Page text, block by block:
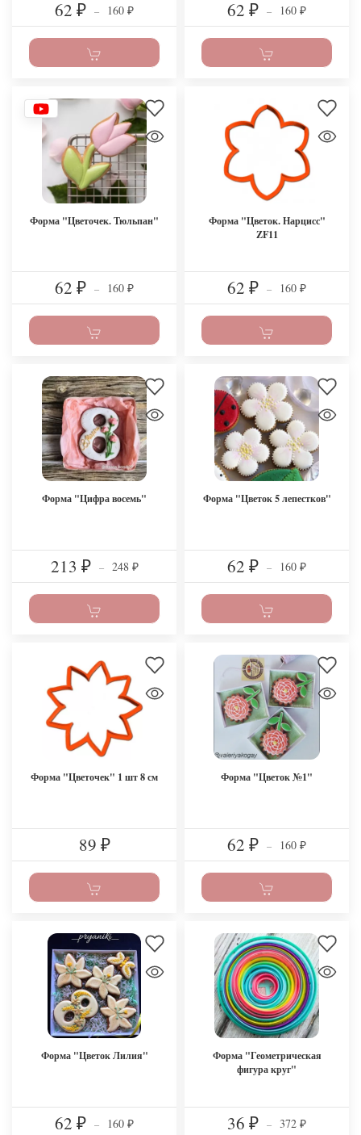
62 ₽ – 160 ₽ 62 ₽ – 160 ₽
Форма "Цветочек. Тюльпан"
62 ₽ – 160 ₽
Форма "Цветок. Нарцисс"
ZF11
62 ₽ – 160 ₽
Форма "Цифра восемь"
213 ₽ – 248 ₽
Форма "Цветок 5 лепестков"
62 ₽ – 160 ₽
Форма "Цветочек" 1 шт 8 см
89 ₽
Форма "Цветок №1"
62 ₽ – 160 ₽
Форма "Цветок Лилия"
62 ₽ – 160 ₽
Форма "Геометрическая
фигура круг"
36 ₽ – 372 ₽